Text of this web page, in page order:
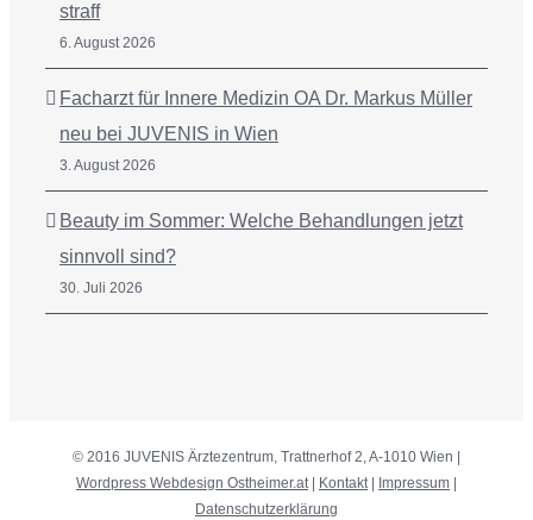
straff
6. August 2026
Facharzt für Innere Medizin OA Dr. Markus Müller
neu bei JUVENIS in Wien
3. August 2026
Beauty im Sommer: Welche Behandlungen jetzt
sinnvoll sind?
30. Juli 2026
© 2016 JUVENIS Ärztezentrum, Trattnerhof 2, A-1010 Wien |
Wordpress Webdesign Ostheimer.at| Kontakt| Impressum
Datenschutzerklärung